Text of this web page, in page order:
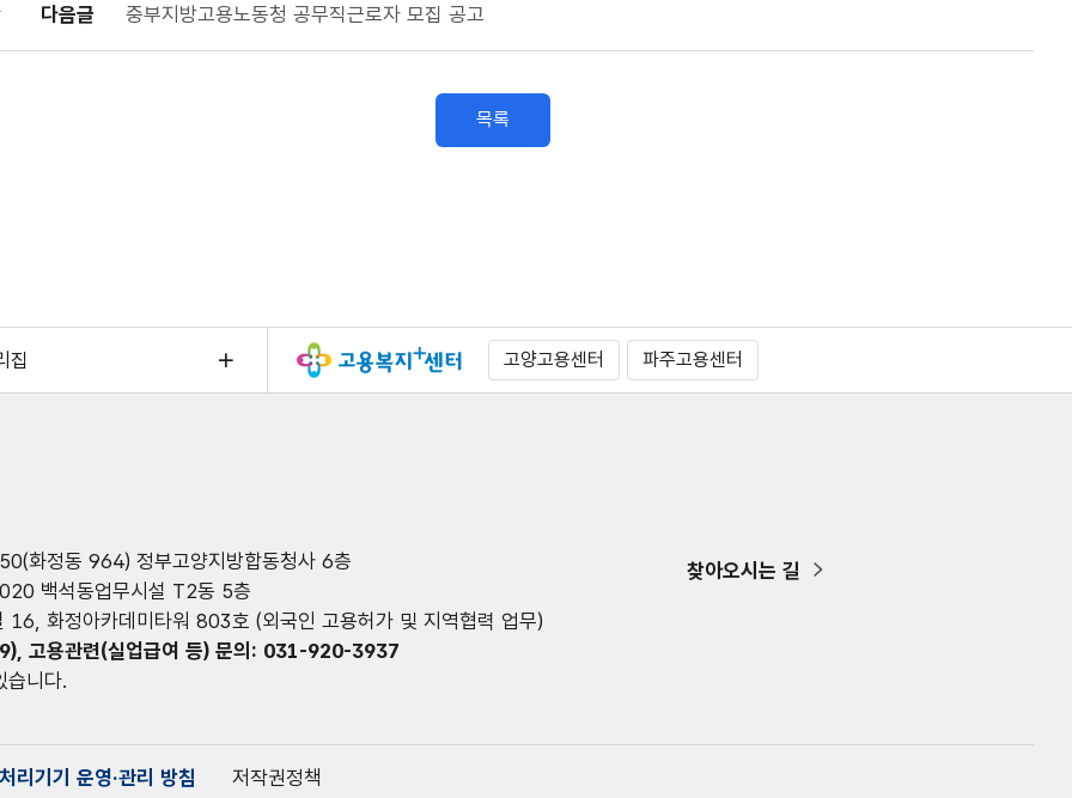
다음글 중부지방고용노동청 공무직근로자 모집 공고
목록
집 고양고용센터 파주고용센터
화정동 964) 정부고양지방합동청사 6층
백석동업무시설 T2동 5층
화정아카데미타워 803호 (외국인 고용허가 및 지역협력 업무)
고용관련(실업급여 등) 문의: 031-920-3937
니다.
찾아오시는 길
리기기 운영·관리 방침 저작권정책